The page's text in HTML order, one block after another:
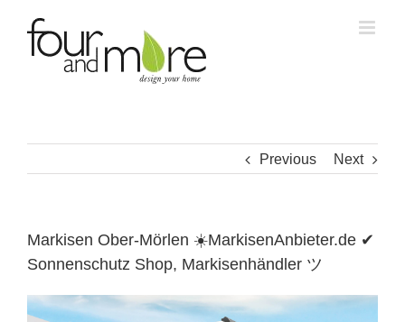
content
Previous Next
Markisen Ober-Mörlen ☀️MarkisenAnbieter.de ✔
Sonnenschutz Shop, Markisenhändler ツ